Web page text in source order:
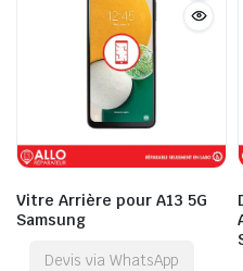
Vitre Arrière pour A13 5G
Samsung
Devis via WhatsApp